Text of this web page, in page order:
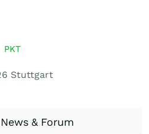
PKT
Stuttgart
& Forum